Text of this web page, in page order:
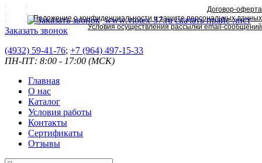
www.viotex-37.ruскачать прайс-лист
Заказать звонок
(4932) 59-41-76; +7 (964) 497-15-33
ПН-ПТ: 8:00 - 17:00 (МСК)
Главная
О нас
Каталог
Условия работы
Контакты
Сертификаты
Отзывы
Договор-оферта
Положение о конфиденциальности и защите персональных данных
Условия осуществления рассылки email-сообщений